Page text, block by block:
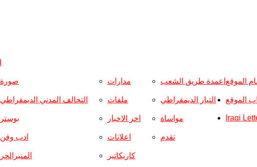
الموقع صورة
التحالف المدني الديمقراطي
بوستر
ادب وفن
المنبرالحر
مدارات
ملفات
اخر الاخبار
اعلانات
كاريكاتير
اعمدة طريق الشعب
التيار الديمقراطي
مواساة
تقدم
الموقع
Iraqi